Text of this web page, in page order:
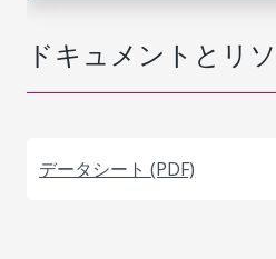
ドキュメントとリ
データシート (PDF)